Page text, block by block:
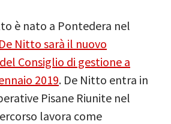
è nato a Pontedera nel
Nitto sarà il nuovo
Consiglio di gestione a
2019. De Nitto entra in
Pisane Riunite nel
lavora come